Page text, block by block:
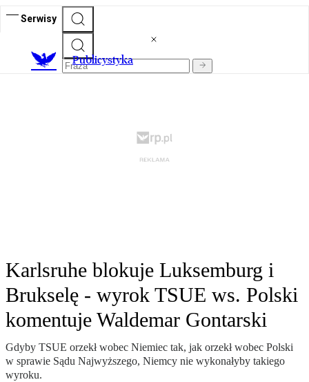
Serwisy
Publicystyka
Karlsruhe blokuje Luksemburg i
Brukselę - wyrok TSUE ws. Polski
komentuje Waldemar Gontarski
Gdyby TSUE orzekł wobec Niemiec tak, jak orzekł wobec Polski
w sprawie Sądu Najwyższego, Niemcy nie wykonałyby takiego
wyroku.